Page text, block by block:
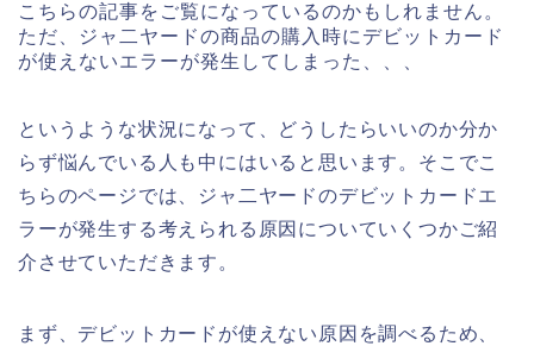
こちらの記事をご覧になっているのかもしれません。
ただ、ジャ二ヤードの商品の購入時にデビットカード
が使えないエラーが発生してしまった、、、
というような状況になって、どうしたらいいのか分か
らず悩んでいる人も中にはいると思います。そこでこ
ちらのページでは、ジャ二ヤードのデビットカードエ
ラーが発生する考えられる原因についていくつかご紹
介させていただきます。
まず、デビットカードが使えない原因を調べるため、